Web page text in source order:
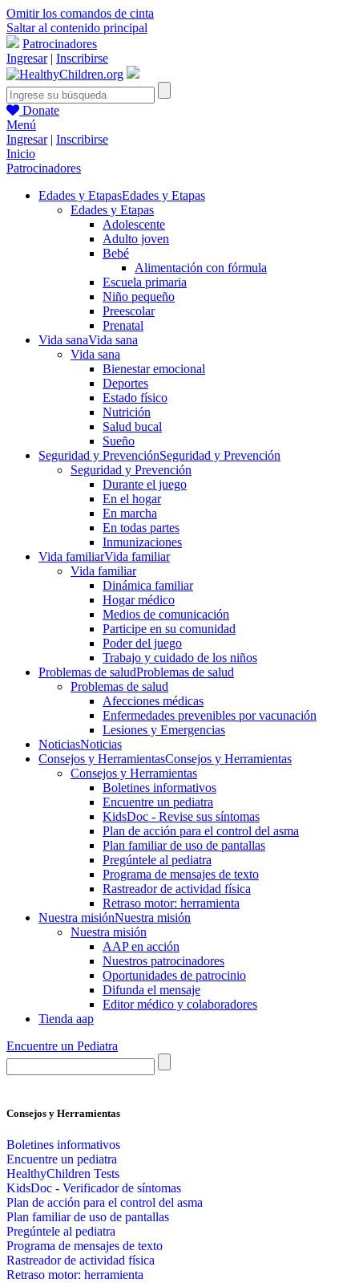
Omitir los comandos de cinta
Saltar al contenido principal
Patrocinadores
Ingresar| Inscribirse
Donate
Menú
Ingresar| Inscribirse
Inicio
Patrocinadores
Edades y EtapasEdades y Etapas
Edades y Etapas
Adolescente
Adulto joven
Bebé
Alimentación con fórmula
Escuela primaria
Niño pequeño
Preescolar
Prenatal
Vida sanaVida sana
Vida sana
Bienestar emocional
Deportes
Estado físico
Nutrición
Salud bucal
Sueño
Seguridad y PrevenciónSeguridad y Prevención
Seguridad y Prevención
Durante el juego
En el hogar
En marcha
En todas partes
Inmunizaciones
Vida familiarVida familiar
Vida familiar
Dinámica familiar
Hogar médico
Medios de comunicación
Participe en su comunidad
Poder del juego
Trabajo y cuidado de los niños
Problemas de saludProblemas de salud
Problemas de salud
Afecciones médicas
Enfermedades prevenibles por vacunación
Lesiones y Emergencias
NoticiasNoticias
Consejos y HerramientasConsejos y Herramientas
Consejos y Herramientas
Boletines informativos
Encuentre un pediatra
KidsDoc - Revise sus síntomas
Plan de acción para el control del asma
Plan familiar de uso de pantallas
Pregúntele al pediatra
Programa de mensajes de texto
Rastre​​ador de activida​d física
Retraso motor: herramienta
Nuestra misiónNuestra misión
Nuestra misión
AAP en acción
Nuestros patrocinadores
Oportunidades de patrocinio
Difunda el mensaje
Editor médico y colaboradores
Tienda aap
Encuentre un Pediatra
Consejos y Herramientas
Boletines informativos
Encuentre un pediatra
HealthyChildren Tests
KidsDoc - Verificador de síntomas
Plan de acción para el control del asma
Plan familiar de uso de pantallas
Pregúntele al pediatra
Programa de mensajes de texto
Rastre​​ador de activida​d física
Retraso motor: herramienta